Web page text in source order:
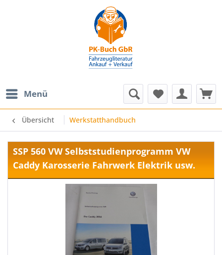
Menü
Übersicht Werkstatthandbuch
SSP 560 VW Selbststudienprogramm VW
Caddy Karosserie Fahrwerk Elektrik usw.